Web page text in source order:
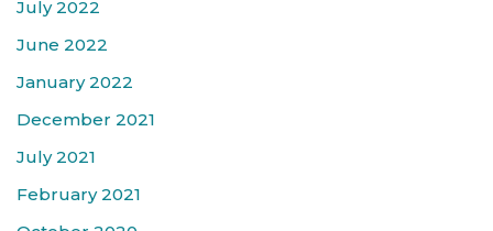
July 2022
June 2022
January 2022
December 2021
July 2021
February 2021